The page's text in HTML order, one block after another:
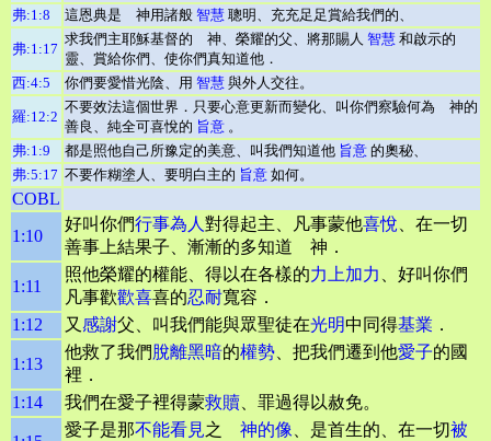
弗:1:8
這恩典是 神用諸般 智慧 聰明、充充足足賞給我們的、
弗:1:17
求我們主耶穌基督的 神、榮耀的父、將那賜人 智慧 和啟示的
靈、賞給你們、使你們真知道他．
西:4:5
你們要愛惜光陰、用 智慧 與外人交往。
羅:12:2
不要效法這個世界．只要心意更新而變化、叫你們察驗何為 神的
善良、純全可喜悅的 旨意 。
弗:1:9
都是照他自己所豫定的美意、叫我們知道他 旨意 的奧秘、
弗:5:17 不要作糊塗人、要明白主的 旨意 如何。
COBL
1:10
好叫你們行事為人 對得起主、凡事蒙他喜悅 、在一切
善事上結果子、漸漸的多知道 神．
1:11
照他榮耀的權能、得以在各樣的力上加力
、好叫你們
凡事歡歡喜喜的忍耐寬容．
1:12
又 感謝父、叫我們能與眾聖徒在光明中同得基業 ．
1:13
他救了我們脫離黑暗的權勢 、把我們遷到他愛子的國
裡．
1:14
我們在愛子裡得蒙救贖 、罪過得以赦免。
愛子是那不能看見之 神的像 、是首生的、在一切被